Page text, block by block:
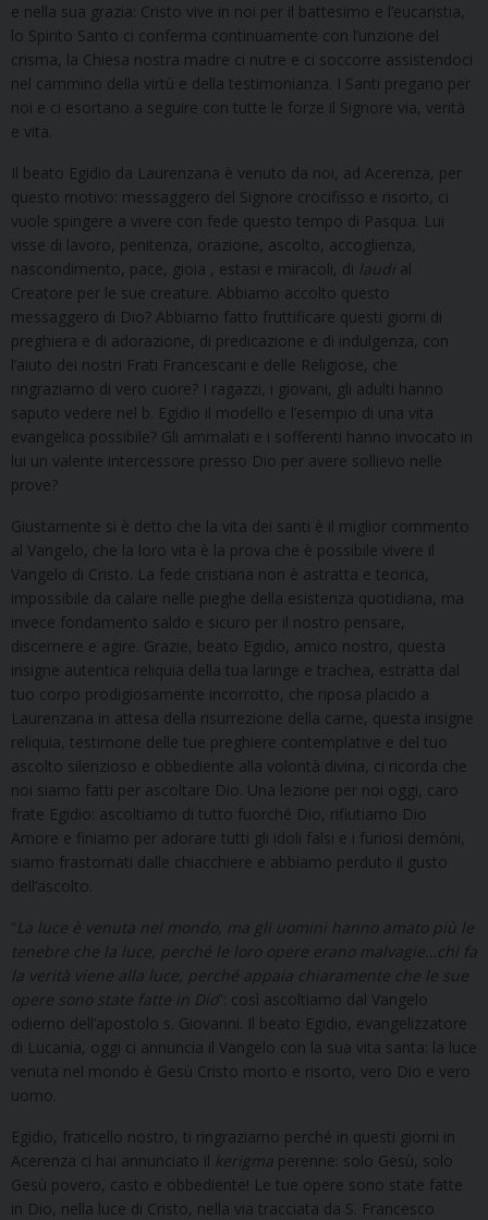
e nella sua grazia: Cristo vive in noi per il battesimo e l’eucaristia,
lo Spirito Santo ci conferma continuamente con l’unzione del
crisma, la Chiesa nostra madre ci nutre e ci soccorre assistendoci
nel cammino della virtù e della testimonianza. I Santi pregano per
noi e ci esortano a seguire con tutte le forze il Signore via, verità
e vita.
Il beato Egidio da Laurenzana è venuto da noi, ad Acerenza, per
questo motivo: messaggero del Signore crocifisso e risorto, ci
vuole spingere a vivere con fede questo tempo di Pasqua. Lui
visse di lavoro, penitenza, orazione, ascolto, accoglienza,
nascondimento, pace, gioia , estasi e miracoli, di laudi al
Creatore per le sue creature. Abbiamo accolto questo
messaggero di Dio? Abbiamo fatto fruttificare questi giorni di
preghiera e di adorazione, di predicazione e di indulgenza, con
l’aiuto dei nostri Frati Francescani e delle Religiose, che
ringraziamo di vero cuore? I ragazzi, i giovani, gli adulti hanno
saputo vedere nel b. Egidio il modello e l’esempio di una vita
evangelica possibile? Gli ammalati e i sofferenti hanno invocato in
lui un valente intercessore presso Dio per avere sollievo nelle
prove?
Giustamente si è detto che la vita dei santi è il miglior commento
al Vangelo, che la loro vita è la prova che è possibile vivere il
Vangelo di Cristo. La fede cristiana non è astratta e teorica,
impossibile da calare nelle pieghe della esistenza quotidiana, ma
invece fondamento saldo e sicuro per il nostro pensare,
discernere e agire. Grazie, beato Egidio, amico nostro, questa
insigne autentica reliquia della tua laringe e trachea, estratta dal
tuo corpo prodigiosamente incorrotto, che riposa placido a
Laurenzana in attesa della risurrezione della carne, questa insigne
reliquia, testimone delle tue preghiere contemplative e del tuo
ascolto silenzioso e obbediente alla volontà divina, ci ricorda che
noi siamo fatti per ascoltare Dio. Una lezione per noi oggi, caro
frate Egidio: ascoltiamo di tutto fuorché Dio, rifiutiamo Dio
Amore e finiamo per adorare tutti gli idoli falsi e i furiosi demòni,
siamo frastornati dalle chiacchiere e abbiamo perduto il gusto
dell’ascolto.
“La luce è venuta nel mondo, ma gli uomini hanno amato più le
tenebre che la luce, perché le loro opere erano malvagie…chi fa
la verità viene alla luce, perché appaia chiaramente che le sue
opere sono state fatte in Dio”: così ascoltiamo dal Vangelo
odierno dell’apostolo s. Giovanni. Il beato Egidio, evangelizzatore
di Lucania, oggi ci annuncia il Vangelo con la sua vita santa: la luce
venuta nel mondo è Gesù Cristo morto e risorto, vero Dio e vero
uomo.
Egidio, fraticello nostro, ti ringraziamo perché in questi giorni in
Acerenza ci hai annunciato il kerigma perenne: solo Gesù, solo
Gesù povero, casto e obbediente! Le tue opere sono state fatte
in Dio, nella luce di Cristo, nella via tracciata da S. Francesco